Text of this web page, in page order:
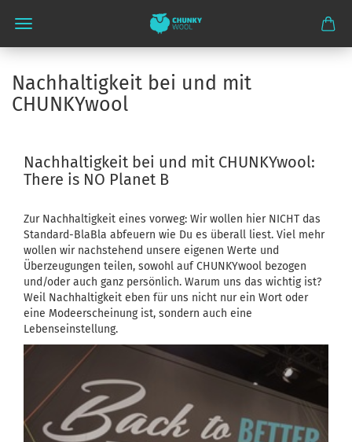
Nachhaltigkeit bei und mit
CHUNKYwool
Nachhaltigkeit bei und mit CHUNKYwool:
There is NO Planet B
Zur Nachhaltigkeit eines vorweg: Wir wollen hier NICHT das
Standard-BlaBla abfeuern wie Du es überall liest. Viel mehr
wollen wir nachstehend unsere eigenen Werte und
Überzeugungen teilen, sowohl auf CHUNKYwool bezogen
und/oder auch ganz persönlich. Warum uns das wichtig ist?
Weil Nachhaltigkeit eben für uns nicht nur ein Wort oder
eine Modeerscheinung ist, sondern auch eine
Lebenseinstellung.